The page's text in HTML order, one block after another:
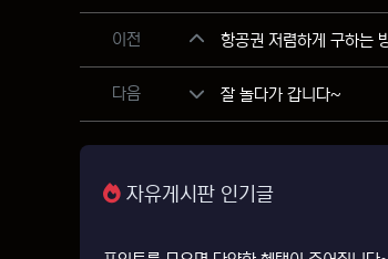
관련자료
이전 항공권 저렴하게 구하는
다음 잘 놀다가 갑니다~
자유게시판 인기글